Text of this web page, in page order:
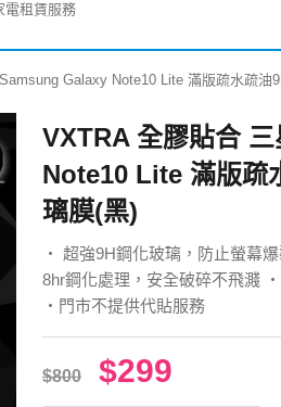
電租賃服務
Galaxy Note10 Lite 滿版疏水疏油
VXTRA 全膠貼合
Note10 Lite 滿版疏
璃膜(黑)
‧ 超強9H鋼化玻璃，防止螢幕
8hr鋼化處理，安全破碎不飛濺
‧門市不提供代貼服務
$800 $299